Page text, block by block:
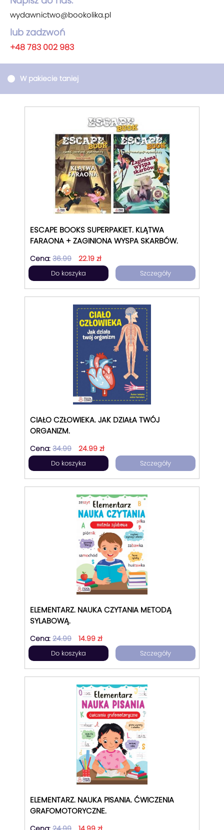
wydawnictwo@bookolika.pl
lub zadzwoń
+48 783 002 983
W pakiecie taniej
ESCAPE BOOKS SUPERPAKIET. KLĄTWA
FARAONA + ZAGINIONA WYSPA SKARBÓW.
Cena: 36.99 22.19 zł
Do koszyka Szczegóły
CIAŁO CZŁOWIEKA. JAK DZIAŁA TWÓJ
ORGANIZM.
Cena: 34.99 24.99 zł
Do koszyka Szczegóły
ELEMENTARZ. NAUKA CZYTANIA METODĄ
SYLABOWĄ.
Cena: 24.99 14.99 zł
Do koszyka Szczegóły
ELEMENTARZ. NAUKA PISANIA. ĆWICZENIA
GRAFOMOTORYCZNE.